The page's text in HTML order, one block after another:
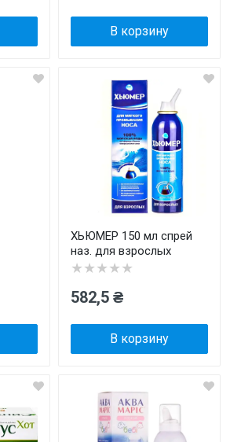
В корзину
ХЬЮМЕР 150 мл спрей
наз. для взрослых
★★★★★
582,5 ₴
В корзину